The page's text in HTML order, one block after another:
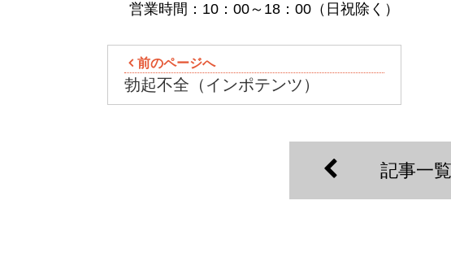
営業時間：10：00～18：00（日祝除く）
前のページへ
勃起不全（インポテンツ）
記事一